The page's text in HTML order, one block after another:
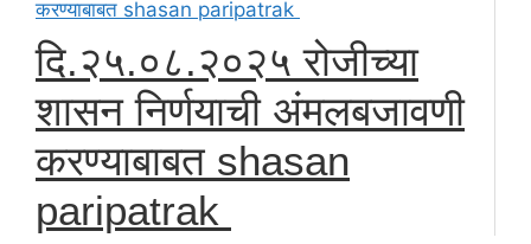
दि.२५.०८.२०२५ रोजीच्या
शासन निर्णयाची अंमलबजावणी
करण्याबाबत shasan
paripatrak